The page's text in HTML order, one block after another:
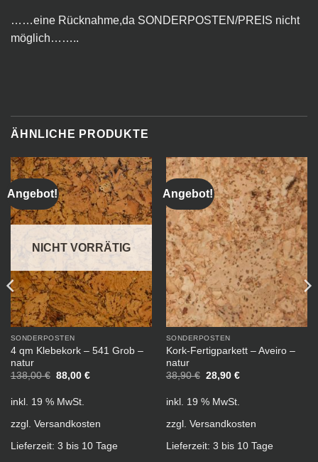
……eine Rücknahme,da SONDERPOSTEN/PREIS nicht
möglich……..
ÄHNLICHE PRODUKTE
Angebot!
NICHT VORRÄTIG
SONDERPOSTEN
4 qm Klebekork – 541 Grob –
natur
138,00€ Ursprünglicher
138,00 €
88,00 €Aktueller
inkl. 19 % MwSt.
zzgl. Versandkosten
Lieferzeit: 3 bis 10 Tage
Angebot!
SONDERPOSTEN
Kork-Fertigparkett – Aveiro –
natur
38,90€ Ursprünglicher
38,90 €
28,90 €Aktueller
28,90 €.
inkl. 19 % MwSt.
zzgl. Versandkosten
Lieferzeit: 3 bis 10 Tage